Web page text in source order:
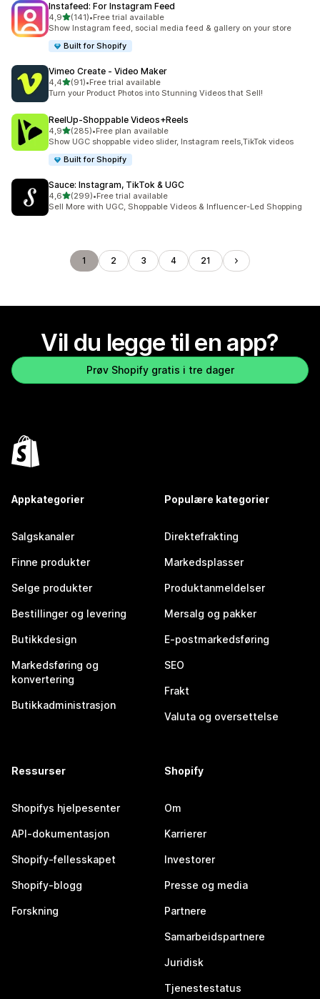
Instafeed: For Instagram Feed
4,9av 5 stjerner
(141)
Totalt 141 omtaler
•Free trial available
Show Instagram feed, social media feed & gallery on your store
Built for Shopify
Vimeo Create ‑ Video Maker
4,4av 5 stjerner
(91)
Totalt 91 omtaler
•Free trial available
Turn your Product Photos into Stunning Videos that Sell!
ReelUp‑Shoppable Videos+Reels
4,9av 5 stjerner
(285)
Totalt 285 omtaler
•Free plan available
Show UGC shoppable video slider, Instagram reels,TikTok videos
Built for Shopify
Sauce: Instagram, TikTok & UGC
4,6av 5 stjerner
(299)
Totalt 299 omtaler
•Free trial available
Sell More with UGC, Shoppable Videos & Influencer-Led Shopping
1 2 3 4 21
Vil du legge til en app?
Prøv Shopify gratis i tre dager
Appkategorier
Salgskanaler
Finne produkter
Selge produkter
Bestillinger og levering
Butikkdesign
Markedsføring og
konvertering
Butikkadministrasjon
Populære kategorier
Direktefrakting
Markedsplasser
Produktanmeldelser
Mersalg og pakker
E-postmarkedsføring
SEO
Frakt
Valuta og oversettelse
Ressurser
Shopifys hjelpesenter
API-dokumentasjon
Shopify-fellesskapet
Shopify-blogg
Forskning
Shopify
Om
Karrierer
Investorer
Presse og media
Partnere
Samarbeidspartnere
Juridisk
Tjenestestatus